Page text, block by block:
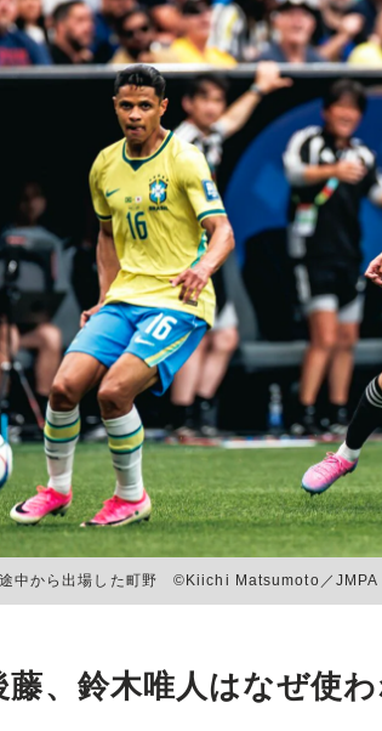
途中から出場した町野 ©Kiichi Matsumoto／JMPA
藤、鈴木唯人はなぜ使